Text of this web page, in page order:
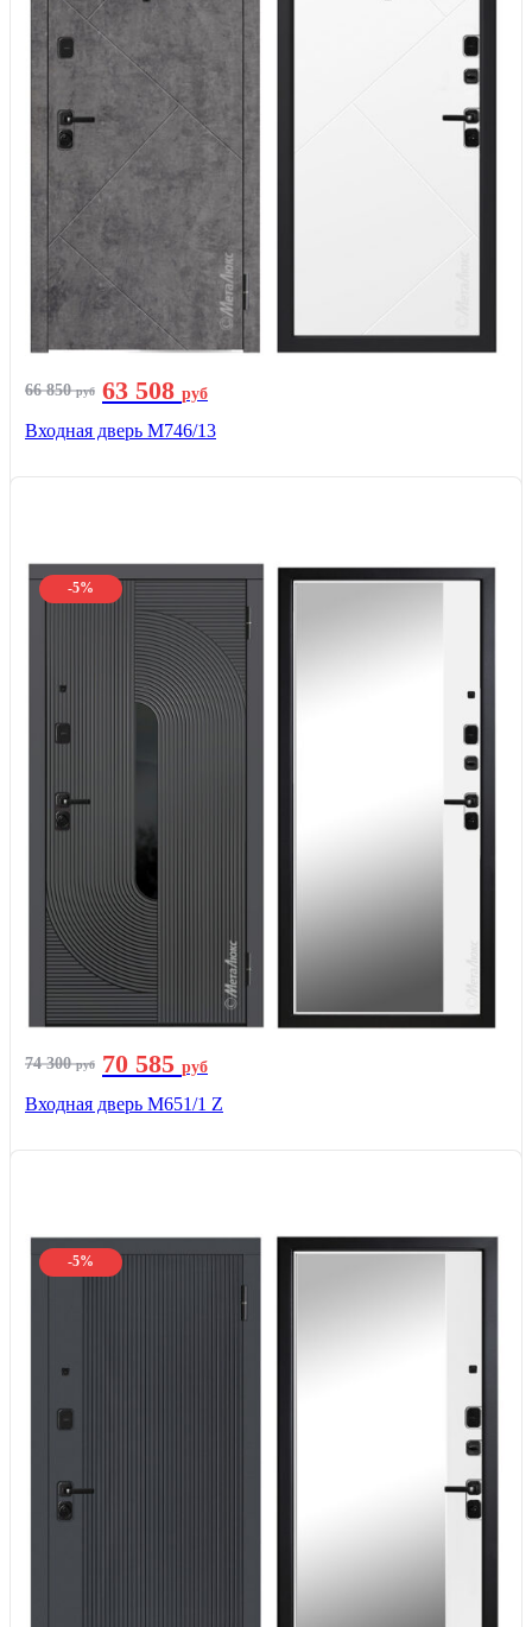
66 850руб 63 508 руб
Входная дверь М746/13
-5%
74 300руб 70 585 руб
Входная дверь М651/1 Z
-5%